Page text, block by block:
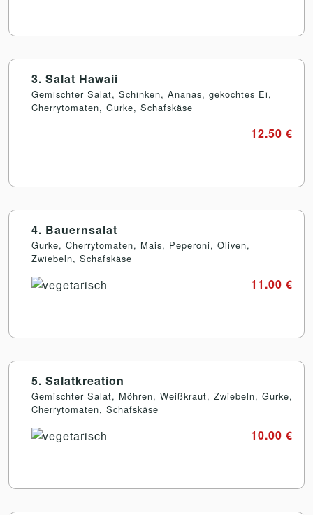
3. Salat Hawaii
Gemischter Salat, Schinken, Ananas, gekochtes Ei,
Cherrytomaten, Gurke, Schafskäse
12.50 €
4. Bauernsalat
Gurke, Cherrytomaten, Mais, Peperoni, Oliven,
Zwiebeln, Schafskäse
11.00 €
5. Salatkreation
Gemischter Salat, Möhren, Weißkraut, Zwiebeln, Gurke,
Cherrytomaten, Schafskäse
10.00 €